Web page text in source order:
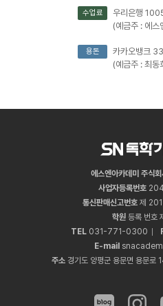
수업료
우리은행
(예금주 : 에스
용돈
카카오뱅크
(예금주 : 최동
에스엔아카데미 주식
사업자등록번호 204
통신판매신고번호 제
학원등록 번호
TEL 031 -771 -0300
E-mail
주소경기도 양평군 용문면 용문로